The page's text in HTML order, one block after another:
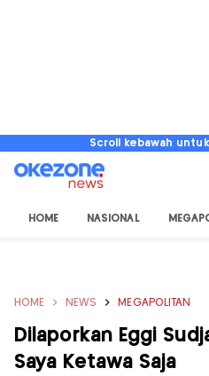
Scroll kebawah
HOME NASIONAL
HOME NEWS MEGAPOLITAN
Dilaporkan Eggi
Saya Ketawa Saja